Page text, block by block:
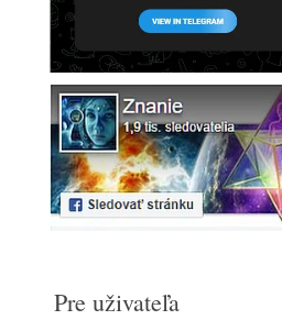
Pre uživateľa